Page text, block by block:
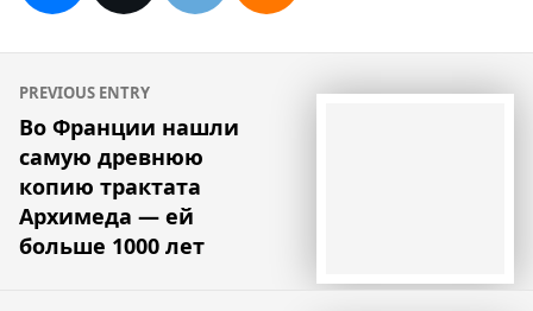
Навигация
по
записям
PREVIOUS ENTRY
Во Франции нашли
самую древнюю
копию трактата
Архимеда — ей
больше 1000 лет